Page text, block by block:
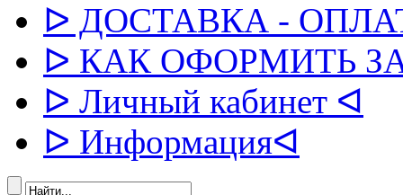
ᐅ ДОСТАВКА -
ᐅ КАК ОФОРМИТЬ
ᐅ Личный кабинет ᐊ
ᐅ Информацияᐊ